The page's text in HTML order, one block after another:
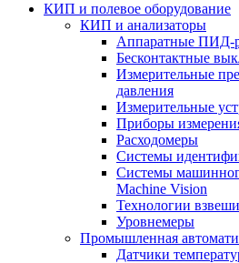
КИП и полевое оборудование
КИП и анализаторы
Аппаратные ПИД-
Бесконтактные
Измерительные
давления
Измерительные
Приборы
Расходомеры
Системы
Системы
Machine Vision
Технологии
Уровнемеры
Промышленная
Датчики